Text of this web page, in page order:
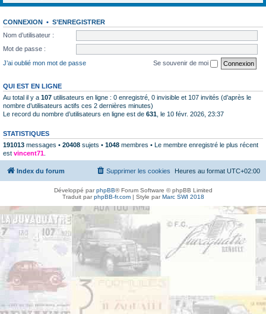
CONNEXION • S’ENREGISTRER
Nom d’utilisateur :
Mot de passe :
J’ai oublié mon mot de passe
Se souvenir de moi
QUI EST EN LIGNE
Au total il y a 107 utilisateurs en ligne : 0 enregistré, 0 invisible et 107 invités (d’après le
nombre d’utilisateurs actifs ces 2 dernières minutes)
Le record du nombre d’utilisateurs en ligne est de 631 , le 10 févr. 2026, 23:37
STATISTIQUES
191013 messages • 20408 sujets • 1048 membres • Le membre enregistré le plus récent
est vincent71
Index du forum Heures au format UTC+02:00
Supprimer les cookies
Développé parphpBB® Forum Software © phpBB Limited
Traduit parphpBB-fr.com| Style parMarc SWI 2018